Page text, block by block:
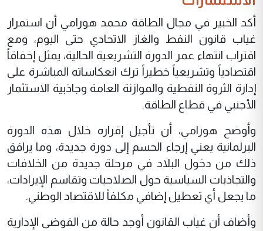
أكد الخبير في مجال الطاقة محمد هورامي أن استمرار
غياب قانون النفط والغاز الاتحادي حتى اليوم، ومع
اقتراب انتهاء عمر الدورة التشريعية الحالية، يمثل إخفاقاً
اقتصادياً وتشريعياً خطيراً ترك انعكاساته المباشرة على
إدارة الثروة النفطية والموازنة العامة وجاذبية الاستثمار
الأجنبي في قطاع الطاقة.
وأوضح هورامي، أن تأجيل إقراره خلال هذه الدورة
البرلمانية يعني إرجاء الحسم إلى دورة جديدة، وما يرافق
ذلك من دخول البلاد في مرحلة جديدة من الخلافات
والتجاذبات السياسية حول الصلاحيات وتقاسم الإيرادات،
ما يجعل أي تعطيل إضافي مكلفاً للاقتصاد الوطني.
وأضاف أن غياب القانون أوجد حالة من الفوضى الإدارية